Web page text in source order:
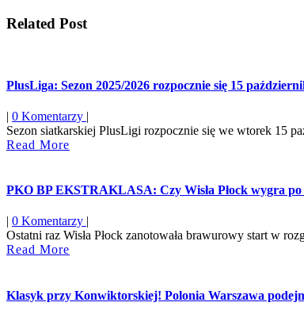
Related Post
PlusLiga: Sezon 2025/2026 rozpocznie się 15
| 0 Komentarzy |
Sezon siatkarskiej PlusLigi rozpocznie się we wtorek 15
Read More
PKO BP EKSTRAKLASA: Czy Wisła Płock wygra
| 0 Komentarzy |
Ostatni raz Wisła Płock zanotowała brawurowy start w
Read More
Klasyk przy Konwiktorskiej! Polonia Warszawa